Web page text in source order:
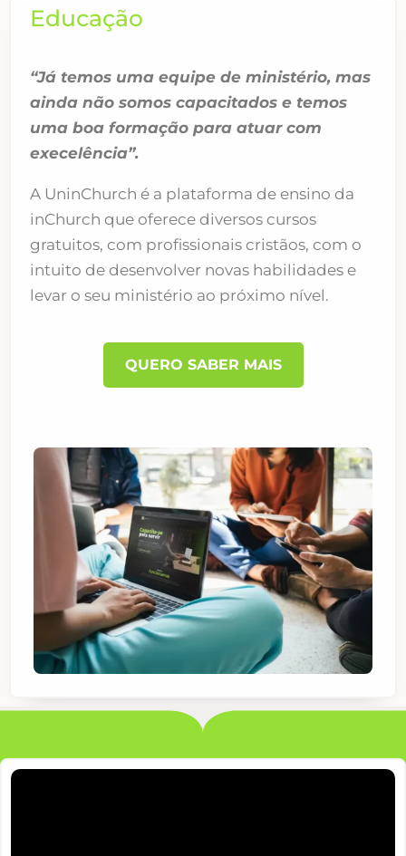
Educação
“Já temos uma equipe de ministério, mas
ainda não somos capacitados e temos
uma boa formação para atuar com
execelência”.
A UninChurch é a plataforma de ensino da
inChurch que oferece diversos cursos
gratuitos, com profissionais cristãos, com o
intuito de desenvolver novas habilidades e
levar o seu ministério ao próximo nível.
QUERO SABER MAIS